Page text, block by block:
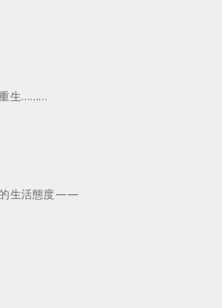
重生………
的生活態度——